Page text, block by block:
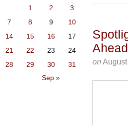
on
Sep »
1 2
3
7 8 9
10
14 15 16
17
21 22 23
24
28 29 30 31